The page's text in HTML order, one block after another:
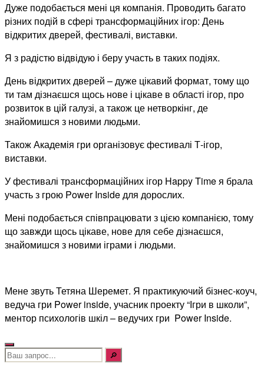
Дуже подобається мені ця компанія. Проводить багато
різних подій в сфері трансформаційних ігор: День
відкритих дверей, фестивалі, виставки.
Я з радістю відвідую і беру участь в таких подіях.
День відкритих дверей – дуже цікавий формат, тому що
ти там дізнаєшся щось нове і цікаве в області ігор, про
розвиток в цій галузі, а також це нетворкінг, де
знайомишся з новими людьми.
Також Академія гри організовує фестивалі Т-ігор,
виставки.
У фестивалі трансформаційних ігор Happy Time я брала
участь з грою Power Inside для дорослих.
Мені подобається співпрацювати з цією компанією, тому
що завжди щось цікаве, нове для себе дізнаєшся,
знайомишся з новими іграми і людьми.
Мене звуть Тетяна Шеремет. Я практикуючий бізнес-коуч,
ведуча гри Power inside, учасник проекту “Ігри в школи”,
ментор психологів шкіл – ведучих гри Power Inside.
Шукати: